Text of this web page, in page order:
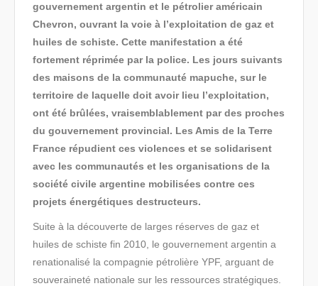
gouvernement argentin et le pétrolier américain
Chevron, ouvrant la voie à l’exploitation de gaz et
huiles de schiste. Cette manifestation a été
fortement réprimée par la police. Les jours suivants
des maisons de la communauté mapuche, sur le
territoire de laquelle doit avoir lieu l’exploitation,
ont été brûlées, vraisemblablement par des proches
du gouvernement provincial. Les Amis de la Terre
France répudient ces violences et se solidarisent
avec les communautés et les organisations de la
société civile argentine mobilisées contre ces
projets énergétiques destructeurs.
Suite à la découverte de larges réserves de gaz et
huiles de schiste fin 2010, le gouvernement argentin a
renationalisé la compagnie pétrolière YPF, arguant de
souveraineté nationale sur les ressources stratégiques.